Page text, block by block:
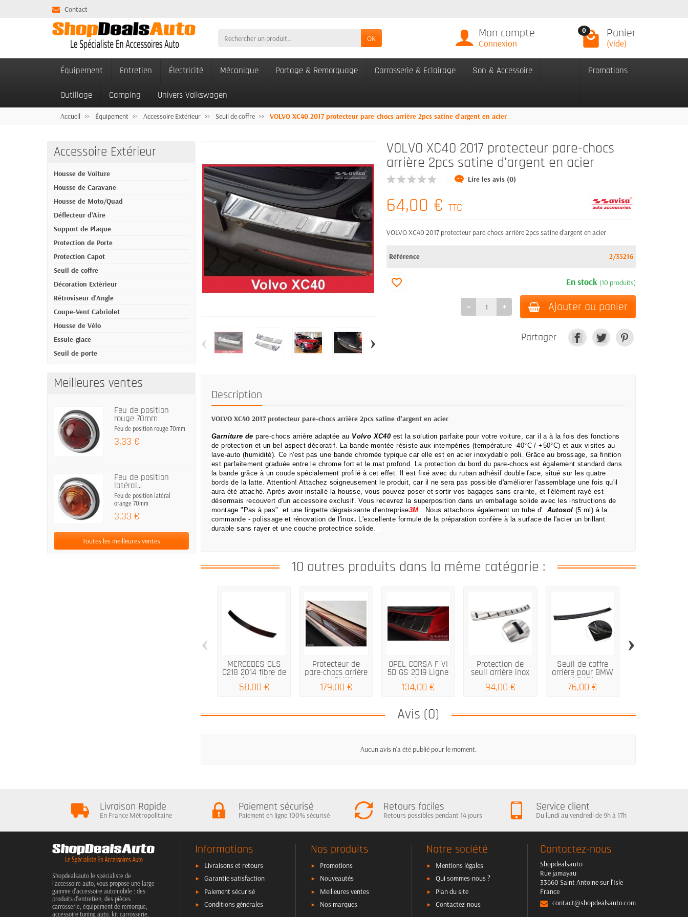
Contact
OK Mon compte
Connexion
0 Panier
(vide)
Équipement Entretien Électricité Mécanique Portage & Remorquage Carrosserie & Eclairage Son & Accessoire
Outillage Camping Univers Volkswagen
Promotions
Accueil Équipement Accessoire Extérieur Seuil de coffre VOLVO XC40 2017 protecteur pare-chocs arrière 2pcs satine d'argent en acier
Accessoire Extérieur
Housse de Voiture
Housse de Caravane
Housse de Moto/Quad
Déflecteur d'Aire
Support de Plaque
Protection de Porte
Protection Capot
Seuil de coffre
Décoration Extérieur
Rétroviseur d'Angle
Coupe-Vent Cabriolet
Housse de Vélo
Essuie-glace
Seuil de porte
Meilleures ventes
Feu de position
rouge 70mm
Feu de position rouge 70mm
3,33 €
Feu de position
latéral...
Feu de position latéral
orange 70mm
3,33 €
Toutes les meilleures ventes
‹ ›
VOLVO XC40 2017 protecteur pare-chocs
arrière 2pcs satine d'argent en acier
Lire les avis (0)
64,00 € TTC
VOLVO XC40 2017 protecteur pare-chocs arrière 2pcs satine d'argent en acier
Référence 2/35216
En stock (10 produits)
Ajouter au panier
favorite_border
Partager
Description
VOLVO XC40 2017 protecteur pare-chocs arrière 2pcs satine d'argent en acier
Garniture de pare-chocs arrière adaptée au Volvo XC40 est la solution parfaite pour votre voiture, car il a à la fois des fonctions
de protection et un bel aspect décoratif. La bande montée résiste aux intempéries (température -40°C / +50°C) et aux visites au
lave-auto (humidité). Ce n'est pas une bande chromée typique car elle est en acier inoxydable poli.Grâce au brossage, sa finition
est parfaitement graduée entre le chrome fort et le mat profond. La protection du bord du pare-chocs est également standard dans
la bande grâce à un coude spécialement profilé à cet effet.
Il est fixé avec du ruban adhésif double face, situé sur les quatre
bords de la latte. Attention!Attachez soigneusement le produit, car il ne sera pas possible d'améliorer l'assemblage une fois qu'il
aura été attaché.Après avoir installé la housse, vous pouvez poser et sortir vos bagages sans crainte, et l'élément rayé est
désormais recouvert d'un accessoire exclusif.Vous recevrez la superposition dans un emballage solide avec les instructions de
montage "Pas à pas".et une lingette dégraissante d'entreprise3M . Nous attachons également un tube d' Autosol (5 ml) à la
commande - polissage et rénovation de l'inox. L'excellente formule de la préparation confère à la surface de l'acier un brillant
durable sans rayer et une couche protectrice solide.
10 autres produits dans la même catégorie :
MERCEDES CLS
C218 2014 fibre de
carbone de...
58,00 €
Protecteur de
pare-chocs arrière
pour BMW...
179,00 €
OPEL CORSA F VI
5D GS 2019 Ligne
de...
134,00 €
Protection de
seuil arrière inox
94,00 €
Seuil de coffre
arrière pour BMW
X1 3 U11...
76,00 €
‹ ›
Avis (0)
Aucun avis n'a été publié pour le moment.
Livraison Rapide
En France Métropolitaine
Paiement sécurisé
Paiement en ligne 100% sécurisé
Retours faciles
Retours possibles pendant 14 jours
Service client
Du lundi au vendredi de 9h à 17h
Shopdealsauto le spécialiste de
l'accessoire auto, vous propose une large
gamme d'accessoire automobile : des
produits d'entretien, des pièces
carrosserie, équipement de remorque,
accessoire tuning auto, kit carrosserie,
Informations
Livraisons et retours
Garantie satisfaction
Paiement sécurisé
Conditions générales
Nos produits
Promotions
Nouveautés
Meilleures ventes
Nos marques
Notre société
Mentions légales
Qui sommes-nous ?
Plan du site
Contactez-nous
Contactez-nous
Shopdealsauto
Rue jamayau
33660 Saint Antoine sur l'Isle
France
contact@shopdealsauto.com